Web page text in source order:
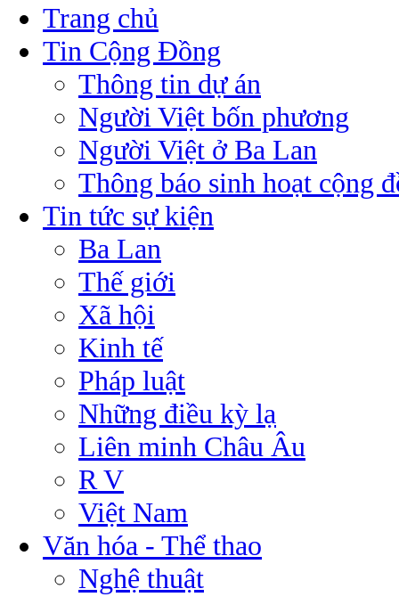
Trang chủ
Tin Cộng Đồng
Thông tin dự án
Người Việt bốn phương
Người Việt ở Ba Lan
Thông báo sinh hoạt cộng
Tin tức sự kiện
Ba Lan
Thế giới
Xã hội
Kinh tế
Pháp luật
Những điều kỳ lạ
Liên minh Châu Âu
R V
Việt Nam
Văn hóa - Thể thao
Nghệ thuật